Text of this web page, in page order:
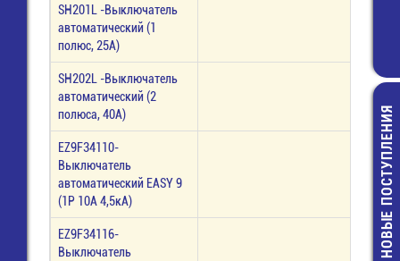
Дроссель
НОВЫЕ ПОСТУПЛЕНИЯ
SH201L -Выключатель
автоматический (1
полюс, 25А)
SH202L -Выключатель
автоматический (2
полюса, 40А)
EZ9F34110-
Выключатель
автоматический EASY 9
(1P 10A 4,5кА)
EZ9F34116-
Выключатель